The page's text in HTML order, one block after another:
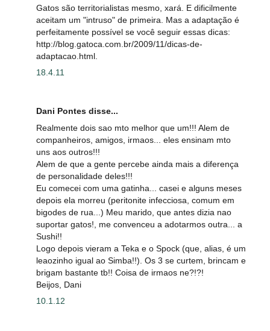
Gatos são territorialistas mesmo, xará. E dificilmente
aceitam um "intruso" de primeira. Mas a adaptação é
perfeitamente possível se você seguir essas dicas:
http://blog.gatoca.com.br/2009/11/dicas-de-
adaptacao.html.
18.4.11
Dani Pontes disse...
Realmente dois sao mto melhor que um!!! Alem de
companheiros, amigos, irmaos... eles ensinam mto
uns aos outros!!!
Alem de que a gente percebe ainda mais a diferença
de personalidade deles!!!
Eu comecei com uma gatinha... casei e alguns meses
depois ela morreu (peritonite infecciosa, comum em
bigodes de rua...) Meu marido, que antes dizia nao
suportar gatos!, me convenceu a adotarmos outra... a
Sushi!!
Logo depois vieram a Teka e o Spock (que, alias, é um
leaozinho igual ao Simba!!). Os 3 se curtem, brincam e
brigam bastante tb!! Coisa de irmaos ne?!?!
Beijos, Dani
10.1.12